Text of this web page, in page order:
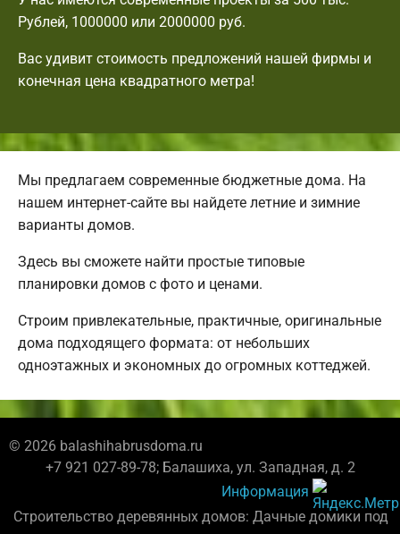
Рублей, 1000000 или 2000000 руб.
Вас удивит стоимость предложений нашей фирмы и
конечная цена квадратного метра!
Мы предлагаем современные бюджетные дома. На
нашем интернет-сайте вы найдете летние и зимние
варианты домов.
Здесь вы сможете найти простые типовые
планировки домов с фото и ценами.
Строим привлекательные, практичные, оригинальные
дома подходящего формата: от небольших
одноэтажных и экономных до огромных коттеджей.
© 2026 balashihabrusdoma.ru
+7 921 027-89-78; Балашиха, ул. Западная, д. 2
Информация
Строительство деревянных домов: Дачные домики под